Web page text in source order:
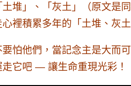
堆」、「灰土」（原文是
裡積累多年的「土堆、灰
怕他們，當記念主是大而
走它吧 — 讓生命重現光彩！